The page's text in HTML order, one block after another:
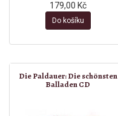
179,00 Kč
Do košíku
Die Paldauer: Die schönsten
Balladen CD